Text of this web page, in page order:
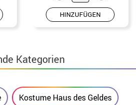
HINZUFÜGEN
Kategorien
Kostume Haus des Geldes